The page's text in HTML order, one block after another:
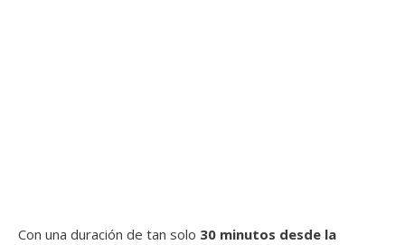
Con una duración de tan solo 30 minutos desde la